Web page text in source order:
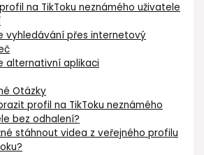
na TikToku neznámého uživatele
vyhledávání přes internetový
alternativní aplikaci
Otázky
profil na TikToku neznámého
bez odhalení?
stáhnout videa z veřejného profilu